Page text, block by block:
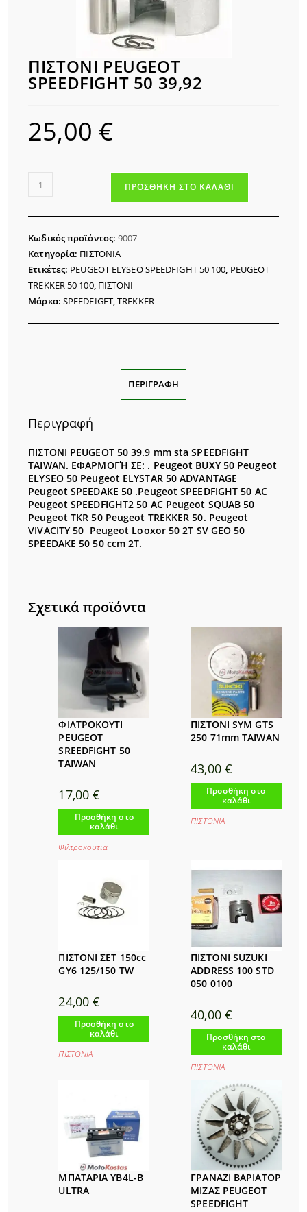
ΠΙΣΤΟΝΙ PEUGEOT
SPEEDFIGHT 50 39,92
25,00 €
ΠΙΣΤΟΝΙ
SPEEDFIGHT
39,92
ποσότητα
ΠΡΟΣΘΉΚΗ ΣΤΟ ΚΑΛΆΘΙ
Κωδικός προϊόντος:9007
Κατηγορία: ΠΙΣΤΟΝΙΑ
Ετικέτες: PEUGEOT ELYSEO SPEEDFIGHT 50 100, PEUGEOT
TREKKER 50 100, ΠΙΣΤΟΝΙ
Μάρκα: SPEEDFIGET,TREKKER
ΠΕΡΙΓΡΑΦΉ
Περιγραφή
ΠΙΣΤΟΝΙ PEUGEOT 50 39.9 mm sta SPEEDFIGHT
ΤAIWAN. ΕΦΑΡΜΟΓΉ ΣΕ: . Peugeot BUXY 50 Peugeot
ELYSEO 50 Peugeot ELYSTAR 50 ADVANTAGE
Peugeot SPEEDAKE 50 .Peugeot SPEEDFIGHT 50 AC
Peugeot SPEEDFIGHT2 50 AC Peugeot SQUAB 50
Peugeot TKR 50 Peugeot TREKKER 50. Peugeot
VIVACITY 50 Peugeot Looxor 50 2T SV GEO 50
SPEEDAKE 50 50 ccm 2T.
Σχετικά προϊόντα
ΦΙΛΤΡΟΚΟΥΤΙ
PEUGEOT
SREEDFIGHT 50
TAIWAN
17,00€
Προσθήκη στο
καλάθι
Φιλτροκουτια
ΠΙΣΤΟΝΙ SYM GTS
250 71mm TAIWAN
43,00 €
Προσθήκη στο
καλάθι
ΠΙΣΤΟΝΙΑ
ΠΙΣΤΟΝΙ ΣΕΤ 150cc
GY6 125/150 TW
24,00€
Προσθήκη στο
καλάθι
ΠΙΣΤΟΝΙΑ
ΠΙΣΤΌΝΙ SUZUKI
ADDRESS 100 STD
050 0100
40,00 €
Προσθήκη στο
καλάθι
ΠΙΣΤΟΝΙΑ
ΜΠΑΤΑΡΙΑ YB4L-B
ULTRA
ΓΡΑΝΑΖΙ ΒΑΡΙΑΤΟΡ
ΜΙΖΑΣ PEUGEOT
SPEEDFIGHT